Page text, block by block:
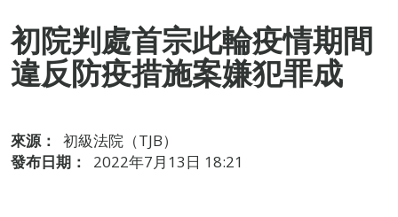
初院判處首宗此輪疫情期間
違反防疫措施案嫌犯罪成
來源：
初級法院（TJB）
發布日期：
2022年7月13日 18:21